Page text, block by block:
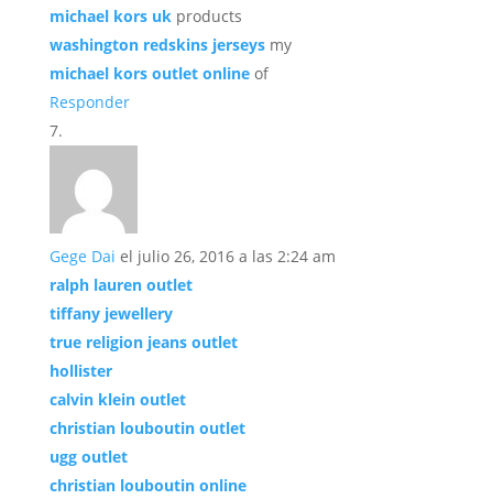
michael kors ukproducts
washington redskins jerseysmy
michael kors outlet onlineof
Responder
Gege Dai el julio 26, 2016 a las 2:24 am
ralph lauren outlet
tiffany jewellery
true religion jeans outlet
hollister
calvin klein outlet
christian louboutin outlet
ugg outlet
christian louboutin online